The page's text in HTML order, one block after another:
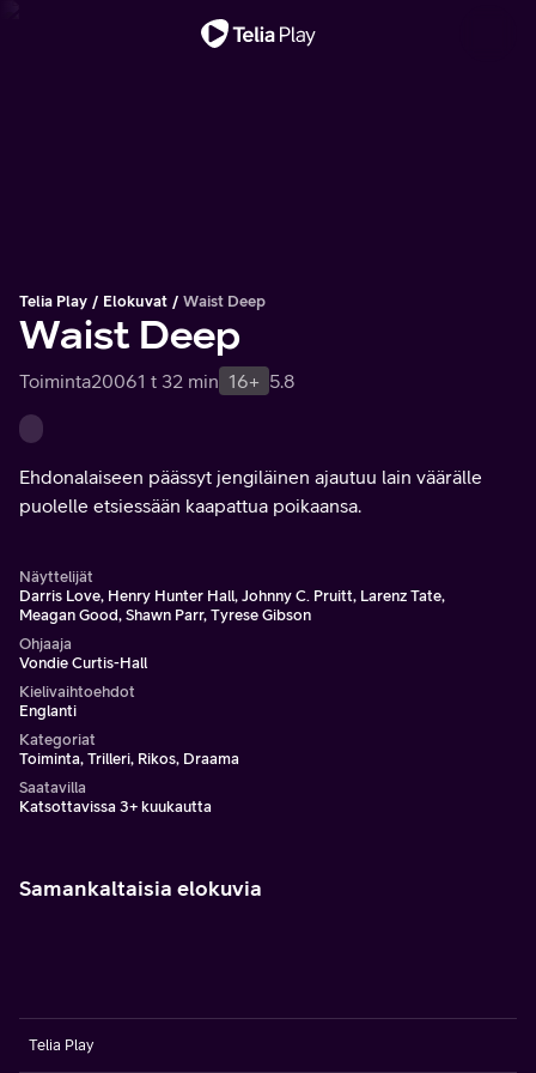
Telia Play Elokuvat Waist Deep
Waist Deep
Toiminta20061 t 32 min 16+ 5.8
Ehdonalaiseen päässyt jengiläinen ajautuu lain väärälle
puolelle etsiessään kaapattua poikaansa.
Näyttelijät
Darris Love, Henry Hunter Hall, Johnny C. Pruitt, Larenz Tate,
Meagan Good, Shawn Parr, Tyrese Gibson
Ohjaaja
Vondie Curtis-Hall
Kielivaihtoehdot
Englanti
Kategoriat
Toiminta, Trilleri, Rikos, Draama
Saatavilla
Katsottavissa 3+ kuukautta
Samankaltaisia elokuvia
Telia Play